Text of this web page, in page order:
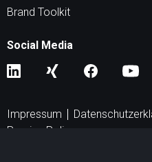
Brand Toolkit
Social Media
Impressum
Peering Policy